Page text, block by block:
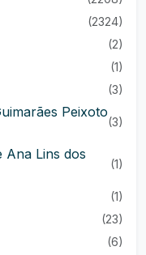
(2324)
(2)
(1)
(3)
Peixoto
(3)
Ana Lins dos
(1)
(1)
(23)
(6)